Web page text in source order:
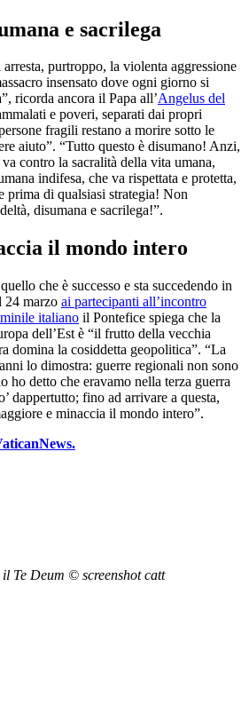
e sacrilega
purtroppo, la violenta aggressione
insensato dove ogni giorno si
ricorda ancora il Papa all’Angelus del
e poveri, separati dai propri
fragili restano a morire sotto le
aiuto”. “Tutto questo è disumano! Anzi,
contro la sacralità della vita umana,
indifesa, che va rispettata e protetta,
prima di qualsiasi strategia! Non
disumana e sacrilega!”.
il mondo intero
che è successo e sta succedendo in
24 marzo ai partecipanti all’incontro
italiano il Pontefice spiega che la
dell’Est è “il frutto della vecchia
domina la cosiddetta geopolitica”. “La
lo dimostra: guerre regionali non sono
ho detto che eravamo nella terza guerra
dappertutto; fino ad arrivare a questa,
e minaccia il mondo intero”.
Te Deum © screenshot catt